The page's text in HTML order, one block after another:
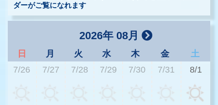
ダーがご覧になれます
2026年 08月
日 月 火 水 木 金
土
7/26
7/27 7/28 7/29 7/30 7/31 8/1